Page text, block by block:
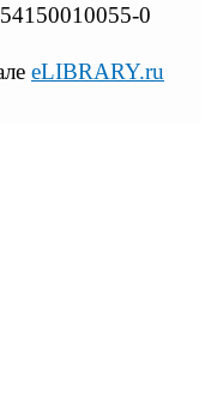
0
eLIBRARY.ru